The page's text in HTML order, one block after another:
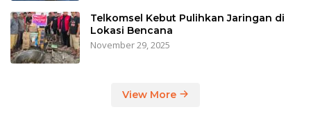
Telkomsel Kebut Pulihkan Jaringan di
Lokasi Bencana
November 29, 2025
View More